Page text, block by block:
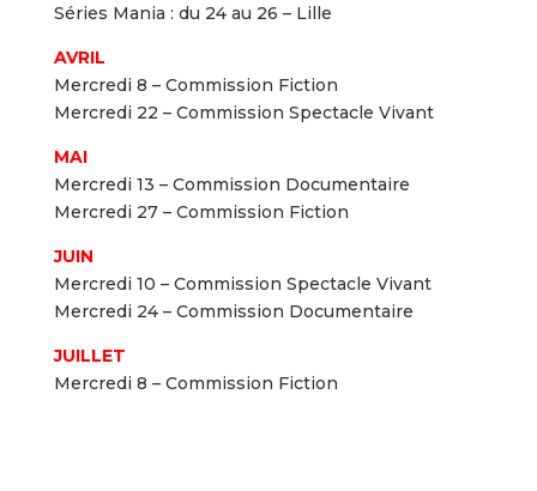
Séries Mania : du 24 au 26 – Lille
AVRIL
Mercredi 8 – Commission Fiction
Mercredi 22 – Commission Spectacle Vivant
MAI
Mercredi 13 – Commission Documentaire
Mercredi 27 – Commission Fiction
JUIN
Mercredi 10 – Commission Spectacle Vivant
Mercredi 24 – Commission Documentaire
JUILLET
Mercredi 8 – Commission Fiction